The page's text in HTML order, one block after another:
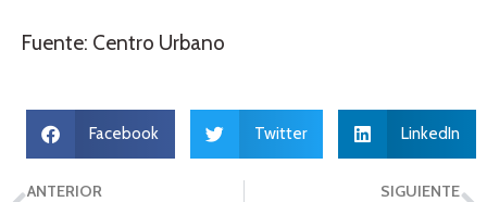
Fuente: Centro Urbano
Facebook Twitter LinkedIn
ANTERIOR SIGUIENTE